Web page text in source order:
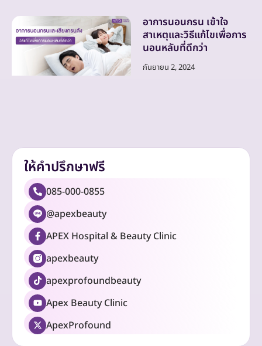
อาการนอนกรน เข้าใจ
สาเหตุและวิธีแก้ไขเพื่อการ
นอนหลับที่ดีกว่า
กันยายน 2, 2024
ให้คำปรึกษาฟรี
085-000-0855
@apexbeauty
APEX Hospital & Beauty Clinic
apexbeauty
apexprofoundbeauty
Apex Beauty Clinic
ApexProfound